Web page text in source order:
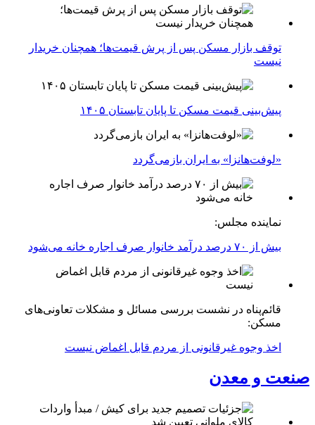
توقف بازار مسکن پس از پرش قیمت‌ها؛ همچنان خریدار
نیست
پیش‌بینی قیمت مسکن تا پایان تابستان ۱۴۰۵
«لوفت‌هانزا» به ایران بازمی‌گردد
نماینده مجلس:
بیش از ۷۰ درصد درآمد خانوار صرف اجاره خانه می‌شود
قائم‌پناه در نشست بررسی مسائل و مشکلات تعاونی‌های
مسکن:
اخذ وجوه غیرقانونی از مردم قابل اغماض نیست
صنعت و معدن